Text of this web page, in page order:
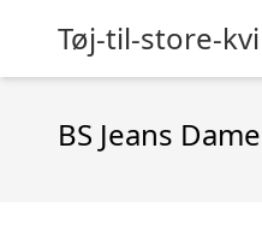
Tøj-til-store-
BS Jeans